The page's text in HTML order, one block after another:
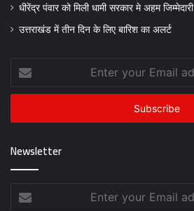
धीरेंद्र पंवार को मिली धामी सरकार मे अहम जिम्मेदारी
उत्तराखंड में तीन दिन के लिए बारिश का अलर्ट
your
Email
Newsletter
your